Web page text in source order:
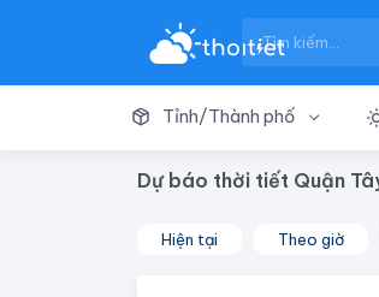
Tỉnh/Thành phố
Dự báo thời tiết Quận
Hiện tại Theo giờ